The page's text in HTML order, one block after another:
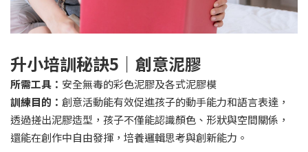
升小培訓秘訣5｜創意泥膠
所需工具： 安全無毒的彩色泥膠及各式泥膠模
訓練目的： 創意活動能有效促進孩子的動手能力和語言表達，
透過搓出泥膠造型，孩子不僅能認識顏色、形狀與空間關係，
還能在創作中自由發揮，培養邏輯思考與創新能力。